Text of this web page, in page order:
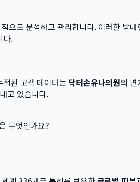
으로 분석하고 관리합니다. 이러한 방
다.
적된 고객 데이터는 닥터손유나의원의 변
고 있습니다.
무엇인가요?